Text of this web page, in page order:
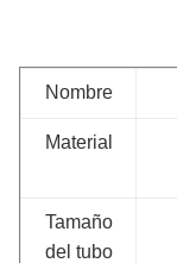
Nombre
Material
Tamaño
del tubo